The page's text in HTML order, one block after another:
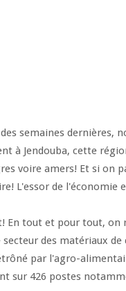
semaines dernières,
à Jendouba, cette
voire amers! Et si on
L'essor de l'économie
En tout et pour tout, on
secteur des matériaux
par l'agro-
sur 426 postes